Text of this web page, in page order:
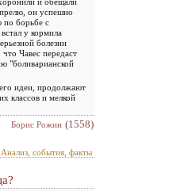
он успешно
по борьбе с
у кормила
болезни
Чавес передаст
"боливарианской
идеи, продолжают
классов и мелкой
Борис Рожин (1558)
Анализ, события, факты